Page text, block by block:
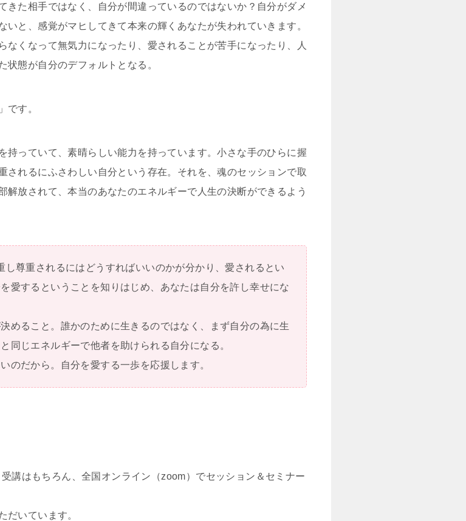
きた相手ではなく、自分が間違っているのではないか？自分がダメ
いと、感覚がマヒしてきて本来の輝くあなたが失われていきます。
なくなって無気力になったり、愛されることが苦手になったり、人
状態が自分のデフォルトとなる。
です。
持っていて、素晴らしい能力を持っています。小さな手のひらに握
されるにふさわしい自分という存在。それを、魂のセッションで取
解放されて、本当のあなたのエネルギーで人生の決断ができるよう
尊重されるにはどうすればいいのかが分かり、愛されるとい
愛するということを知りはじめ、あなたは自分を許し幸せにな
めること。誰かのために生きるのではなく、まず自分の為に生
同じエネルギーで他者を助けられる自分になる。
のだから。自分を愛する一歩を応援します。
講はもちろん、全国オンライン（zoom）でセッション＆セミナー
だいています。